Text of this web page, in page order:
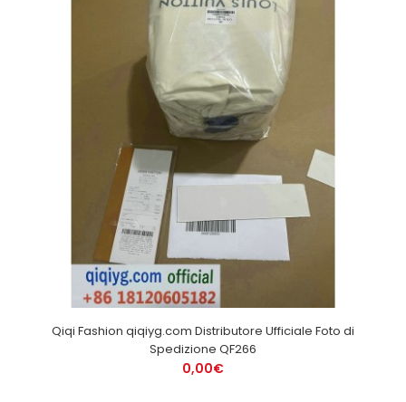
Qiqi Fashion qiqiyg.com Distributore Ufficiale Foto di
Spedizione QF266
0,00€